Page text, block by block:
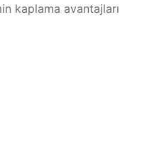
kaplama avantajları